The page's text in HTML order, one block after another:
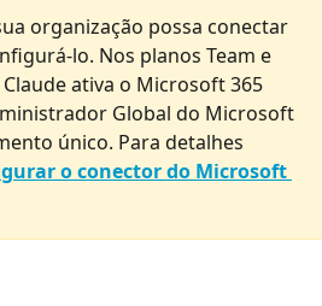
organização possa conectar
lo. Nos planos Team e
ativa o Microsoft 365
Global do Microsoft
único. Para detalhes
o conector do Microsoft